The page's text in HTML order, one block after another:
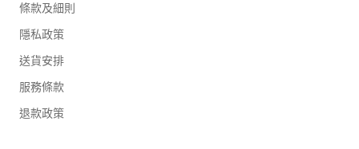
條款及細則
隱私政策
送貨安排
服務條款
退款政策